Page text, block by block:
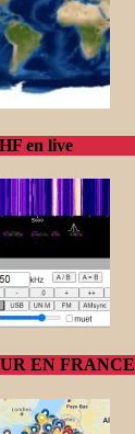
en live
EN FRANCE